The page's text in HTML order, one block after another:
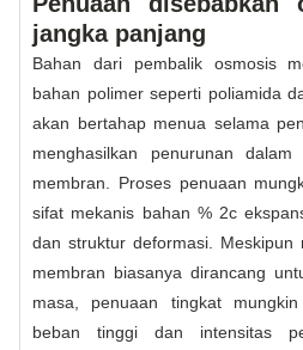
jangka panjang
Bahan dari pembalik osmosis
bahan polimer seperti poliamida
akan bertahap menua selama
menghasilkan penurunan
membran. Proses penuaan
sifat mekanis bahan % 2c
dan struktur deformasi. Meskipun
membran biasanya dirancang
masa, penuaan tingkat
beban tinggi dan intensitas